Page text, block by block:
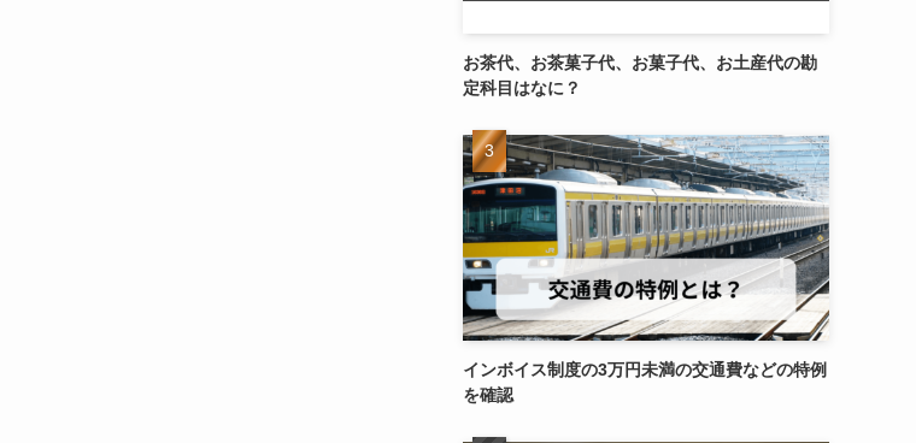
お茶代、お茶菓子代、お菓子代、お土産代の勘
定科目はなに？
インボイス制度の3万円未満の交通費などの特例
を確認